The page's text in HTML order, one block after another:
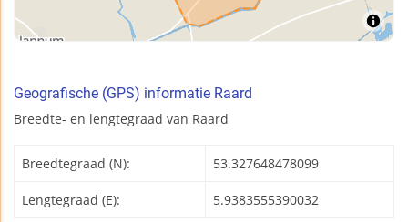
Geografische (GPS) informatie Raard
Breedte- en lengtegraad van Raard
Breedtegraad (N): 53.327648478099
Lengtegraad (E): 5.9383555390032